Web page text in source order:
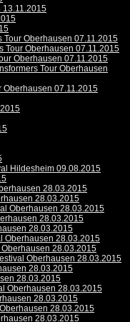
13.11.2015
Tour Oberhausen 07.11.2015
Tour Oberhausen 07.11.2015
Oberhausen 07.11.2015
Tour Oberhausen
Oberhausen 07.11.2015
Hildesheim 09.08.2015
28.03.2015
28.03.2015
Oberhausen 28.03.2015
28.03.2015
28.03.2015
Oberhausen 28.03.2015
28.03.2015
Oberhausen 28.03.2015
28.03.2015
28.03.2015
Oberhausen 28.03.2015
28.03.2015
28.03.2015
28.03.2015